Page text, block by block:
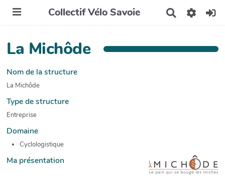
Collectif Vélo Savoie
e
La Michôde
Nom de la structure
La Michôde
Type de structure
Entreprise
Domaine
Cyclologistique
Ma présentation